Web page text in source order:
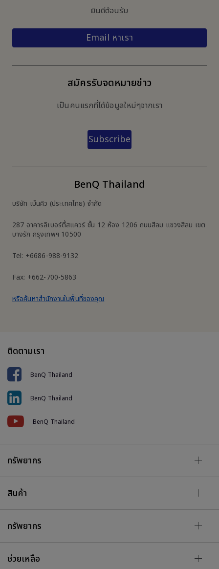
ยินดีต้อนรับ
Email หาเรา
สมัครรับจดหมายข่าว
เป็นคนแรกที่ได้ข้อมูลใหม่ๆจากเรา
Subscribe
BenQ Thailand
บริษัท เบ็นคิว (ประเทศไทย) จำกัด
287 อาคารลิเบอร์ตี้สแควร์ ชั้น 12 ห้อง 1206 ถนนสีลม แขวงสีลม เขต
บางรัก กรุงเทพฯ 10500
Tel: +6686-988-9132
Fax: +662-700-5863
หรือค้นหาสำนักงานในพื้นที่ของคุณ
ติดตามเรา
BenQ Thailand
BenQ Thailand
BenQ Thailand
ทรัพยากร
สินค้า
ทรัพยากร
ช่วยเหลือ